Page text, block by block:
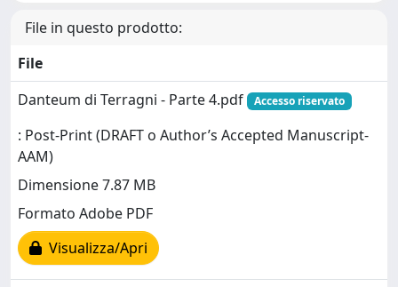
File in questo prodotto:
File
Danteum di Terragni - Parte 4.pdf
Accesso riservato
: Post-Print (DRAFT o Author’s Accepted Manuscript-
AAM)
Dimensione 7.87 MB
Formato Adobe PDF
Visualizza/Apri